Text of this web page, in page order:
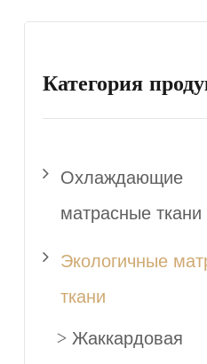
Категория
Охлаждающие
матрасные ткани
Экологичные
ткани
> Жаккардовая